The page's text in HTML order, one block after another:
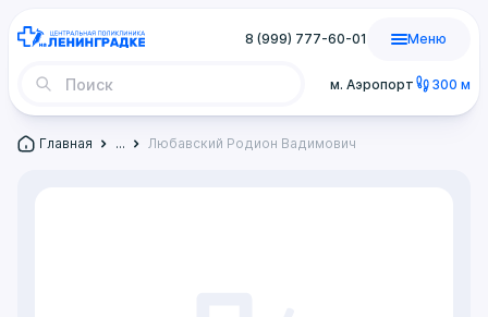
м. Аэропорт 300 м
8 (999) 777-60-01 Меню
Главная ... Любавский Родион Вадимович